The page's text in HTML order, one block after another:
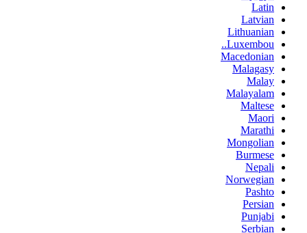
Latin
Latvian
Lithuanian
Luxembou..
Macedonian
Malagasy
Malay
Malayalam
Maltese
Maori
Marathi
Mongolian
Burmese
Nepali
Norwegian
Pashto
Persian
Punjabi
Serbian